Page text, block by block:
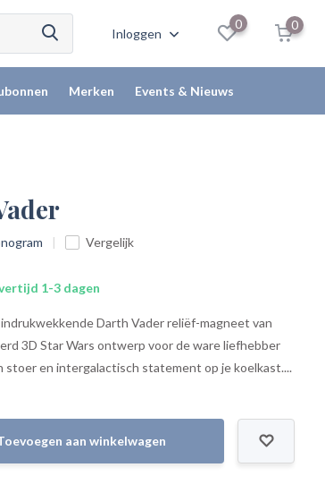
Inloggen
0 0
Merken Events & Nieuws
Vergelijk
1-3 dagen
Darth Vader reliëf-magneet van
3D Star Wars ontwerp voor de ware liefhebber
stoer en intergalactisch statement op je koelkast....
aan winkelwagen